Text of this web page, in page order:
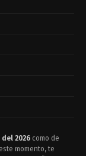
2026 como de
momento, te